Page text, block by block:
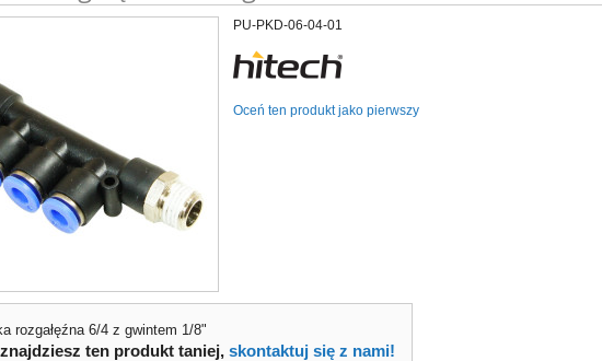
PU-PKD-06-04-01
Oceń ten produkt jako pierwszy
rozgałęźna 6/4 z gwintem 1/8"
ten produkt taniej,skontaktuj się z nami!